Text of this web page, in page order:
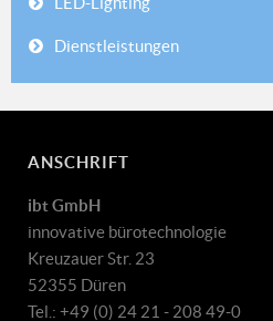
Dienstleistungen
ANSCHRIFT
ibt GmbH
innovative bürotechnologie
Kreuzauer Str. 23
52355 Düren
Tel.: +49 (0) 24 21 - 208 49-0